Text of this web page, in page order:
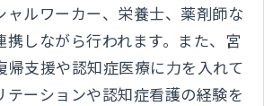
ャルワーカー、栄養士、薬剤師な
携しながら行われます。また、宮
帰支援や認知症医療に力を入れて
テーションや認知症看護の経験を